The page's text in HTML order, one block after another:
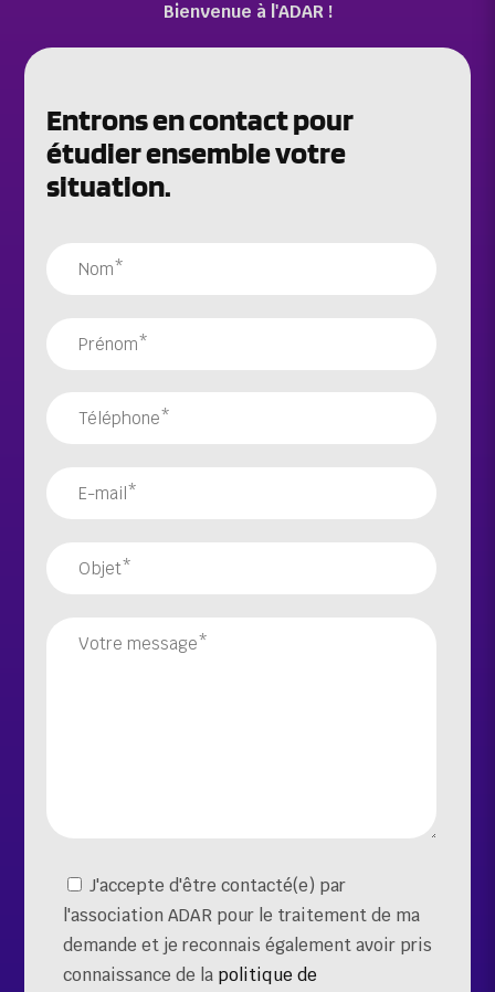
Bienvenue à l'ADAR !
Entrons en contact pour
étudier ensemble votre
situation.
J'accepte d'être contacté(e) par
l'association ADAR pour le traitement de ma
demande et je reconnais également avoir pris
connaissance de la politique de